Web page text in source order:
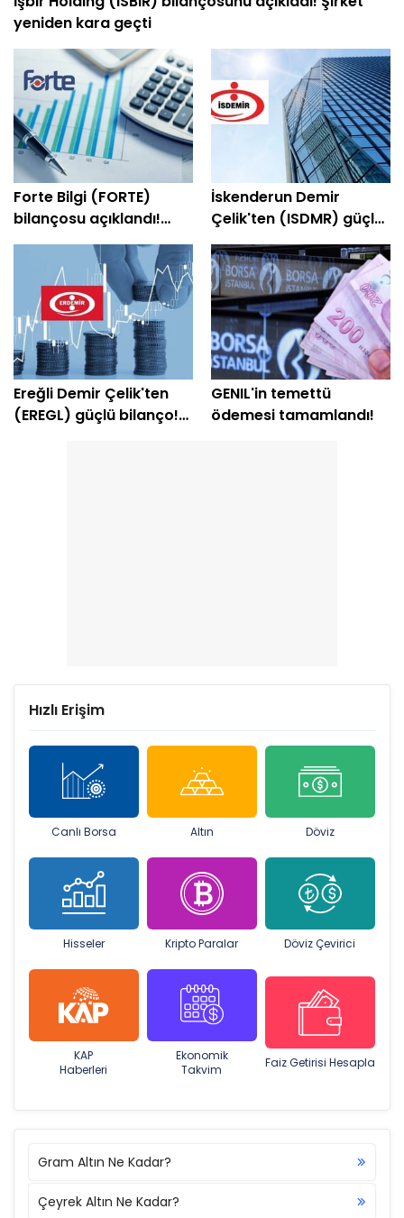
yeniden kara geçti
Forte Bilgi (FORTE)
bilançosu açıklandı!
Şirket yeniden kâra
İskenderun Demir
Çelik'ten (ISDMR) güçlü
bilanço! Net kâr yüzde
203 arttı
Ereğli Demir Çelik'ten
(EREGL) güçlü bilanço!
GENIL'in temettü
ödemesi tamamlandı!
Hızlı Erişim
Canlı Borsa Altın Döviz
Hisseler Kripto Paralar Döviz Çevirici
KAP
Haberleri
Ekonomik
Takvim
Faiz Getirisi Hesapla
Gram Altın Ne Kadar?
Çeyrek Altın Ne Kadar?